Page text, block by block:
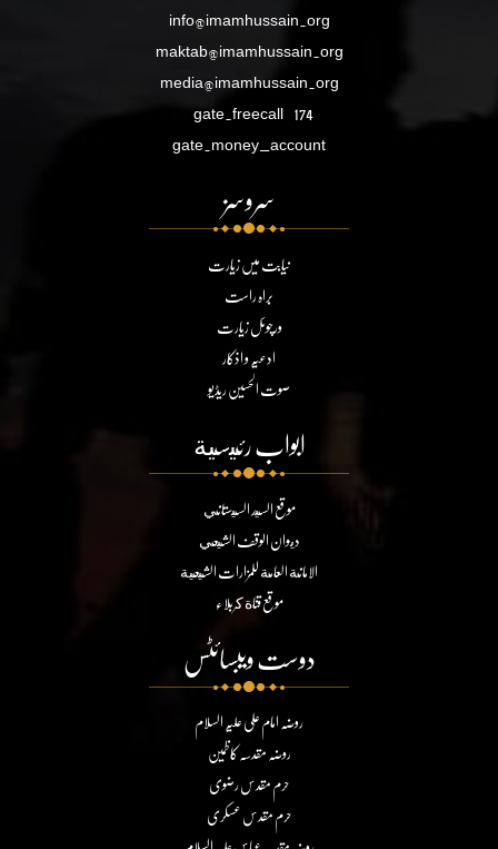
info@imamhussain.org
maktab@imamhussain.org
media@imamhussain.org
gate.freecall 174
gate.money_account
سروسز
نیابت میں زیارت
براہ راست
ورچوئل زیارت
ادعیہ و اذکار
صوت الحسین ریڈیو
ابواب رئيسية
موقع السيد السيستاني
ديوان الوقف الشيعي
الامانة العامة للمزارات الشيعية
موقع قناة كربلاء
دوست ویبسائٹس
روضہ امام علی علیہ السلام
روضہ مقدسہ کاظمین
حرم مقدس رضوی
حرم مقدس عسکری